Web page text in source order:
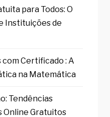
para Todos: O
Instituições de
Certificado : A
na Matemática
Tendências
Online Gratuitos